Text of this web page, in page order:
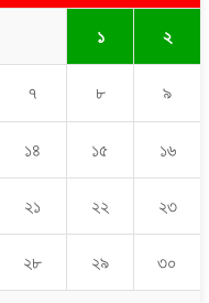
১ ২
৭ ৮ ৯
১৪ ১৫ ১৬
২১ ২২ ২৩
২৮ ২৯ ৩০